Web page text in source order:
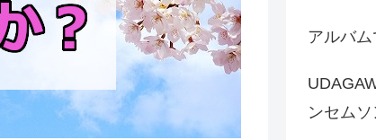
アルバ
ンセム